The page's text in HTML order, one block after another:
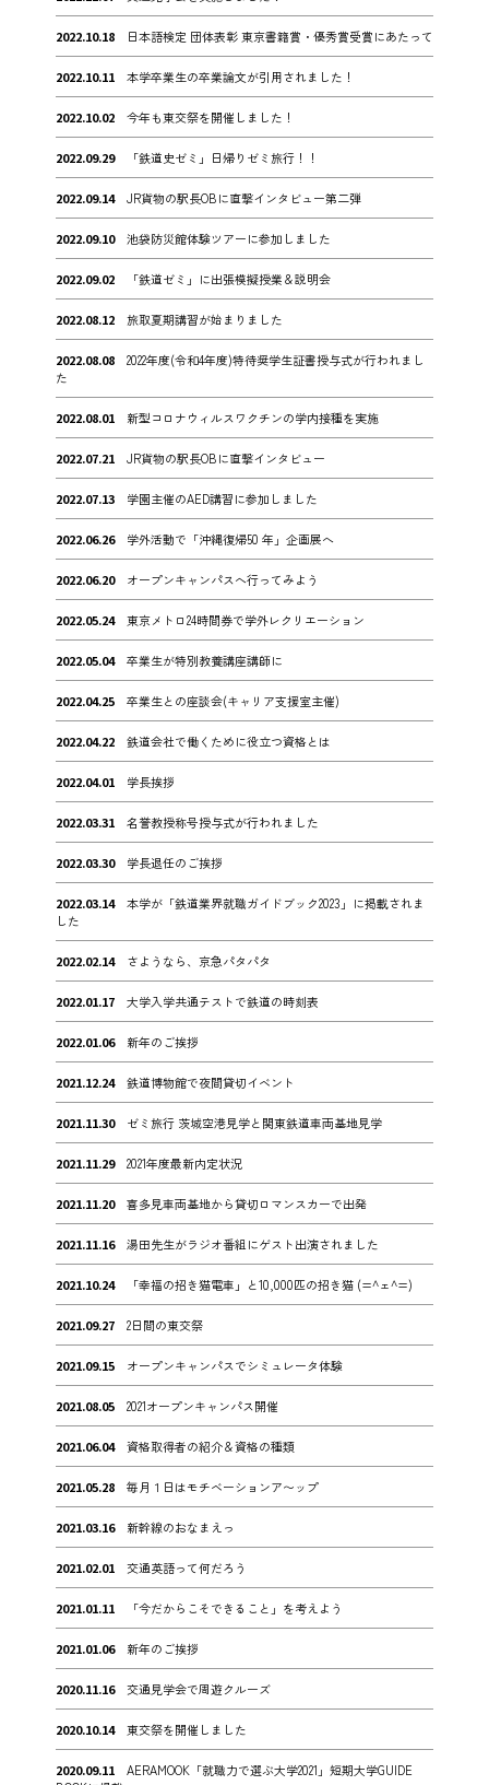
2022.10.18 日本語検定 団体表彰 東京書籍賞・優秀賞受賞にあたって
2022.10.11 本学卒業生の卒業論文が引用されました！
2022.10.02 今年も東交祭を開催しました！
2022.09.29 「鉄道史ゼミ」日帰りゼミ旅行！！
2022.09.14 JR貨物の駅長OBに直撃インタビュー第二弾
2022.09.10 池袋防災館体験ツアーに参加しました
2022.09.02 「鉄道ゼミ」に出張模擬授業＆説明会
2022.08.12 旅取夏期講習が始まりました
2022.08.08
2022年度(令和4年度)特待奨学生証書授与式が行われまし
た
2022.08.01 新型コロナウィルスワクチンの学内接種を実施
2022.07.21 JR貨物の駅長OBに直撃インタビュー
2022.07.13 学園主催のAED講習に参加しました
2022.06.26 学外活動で「沖縄復帰50 年」企画展へ
2022.06.20 オープンキャンパスへ行ってみよう
2022.05.24 東京メトロ24時間券で学外レクリエーション
2022.05.04 卒業生が特別教養講座講師に
2022.04.25 卒業生との座談会(キャリア支援室主催)
2022.04.22 鉄道会社で働くために役立つ資格とは
2022.04.01 学長挨拶
2022.03.31 名誉教授称号授与式が行われました
2022.03.30 学長退任のご挨拶
2022.03.14
本学が「鉄道業界就職ガイドブック2023」に掲載されま
した
2022.02.14 さようなら、京急パタパタ
2022.01.17 大学入学共通テストで鉄道の時刻表
2022.01.06 新年のご挨拶
2021.12.24 鉄道博物館で夜間貸切イベント
2021.11.30 ゼミ旅行 茨城空港見学と関東鉄道車両基地見学
2021.11.29 2021年度最新内定状況
2021.11.20 喜多見車両基地から貸切ロマンスカーで出発
2021.11.16 湯田先生がラジオ番組にゲスト出演されました
2021.10.24 「幸福の招き猫電車」と10,000匹の招き猫 (=^ェ^=)
2021.09.27 2日間の東交祭
2021.09.15 オープンキャンパスでシミュレータ体験
2021.08.05 2021オープンキャンパス開催
2021.06.04 資格取得者の紹介＆資格の種類
2021.05.28 毎月１日はモチベーションア〜ップ
2021.03.16 新幹線のおなまえっ
2021.02.01 交通英語って何だろう
2021.01.11 「今だからこそできること」を考えよう
2021.01.06 新年のご挨拶
2020.11.16 交通見学会で周遊クルーズ
2020.10.14 東交祭を開催しました
2020.09.11
AERAMOOK「就職力で選ぶ大学2021」短期大学GUIDE